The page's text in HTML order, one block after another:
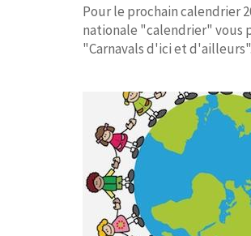
Pour le prochain calendrier
nationale "calendrier" vous
"Carnavals d'ici et d'ailleurs".